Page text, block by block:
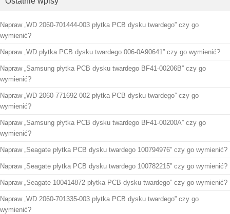
Napraw „WD 2060-701444-003 płytka PCB dysku twardego” czy go
wymienić?
Napraw „WD płytka PCB dysku twardego 006-0A90641” czy go wymienić?
Napraw „Samsung płytka PCB dysku twardego BF41-00206B” czy go
wymienić?
Napraw „WD 2060-771692-002 płytka PCB dysku twardego” czy go
wymienić?
Napraw „Samsung płytka PCB dysku twardego BF41-00200A” czy go
wymienić?
Napraw „Seagate płytka PCB dysku twardego 100794976” czy go wymienić?
Napraw „Seagate płytka PCB dysku twardego 100782215” czy go wymienić?
Napraw „Seagate 100414872 płytka PCB dysku twardego” czy go wymienić?
Napraw „WD 2060-701335-003 płytka PCB dysku twardego” czy go
wymienić?